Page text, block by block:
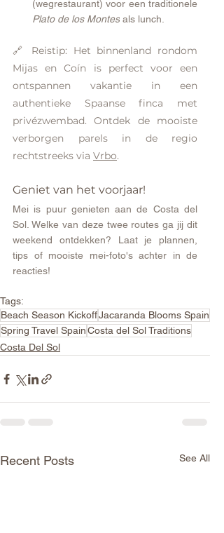
Plato de los Montes als lunch.
🔗 Reistip: Het binnenland rondom
Mijas en Coín is perfect voor een
ontspannen vakantie in een
authentieke Spaanse finca met
privézwembad. Ontdek de mooiste
rechtstreeks via Vrbo.
Geniet van het voorjaar!
Mei is puur genieten aan de Costa del
Sol. Welke van deze twee routes ga jij dit
weekend ontdekken? Laat je plannen,
tips of mooiste mei-foto's achter in de
reacties!
Tags:
Beach Season KickoffJacaranda Blooms Spain
Spring Travel SpainCosta del Sol Traditions
Costa Del Sol
Recent Posts See All